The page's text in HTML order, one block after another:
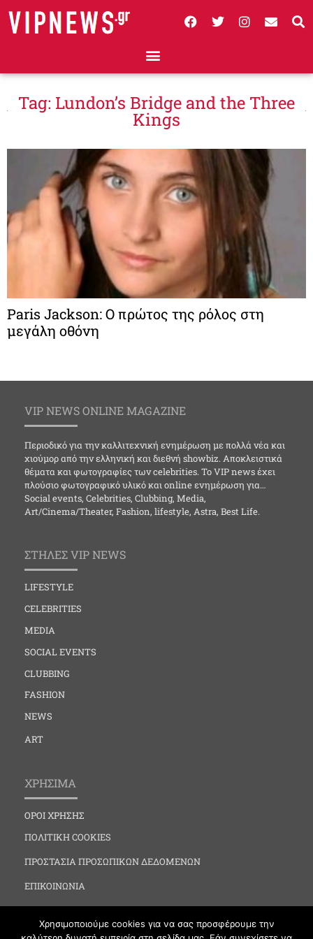
Tag: Lundon’s Bridge and the Three
Kings
Paris Jackson: Ο πρώτος της ρόλος στη
μεγάλη οθόνη
VIP NEWS ONLINE MAGAZINE
Περιοδικό για την καλλιτεχνική ενημέρωση με πολλά νέα και
χιούμορ από την ελληνική και διεθνή showbiz. Αποκλειστικά
θέματα και φωτογραφίες των celebrities. Το VIP news έχει
πλούσιο φωτογραφικό υλικό και online ενημέρωση για…
Social events, Celebrities, Clubbing, Media,
Art/Cinema/Theater, Fashion, lifestyle, Astra, Best Life.
ΣΤΗΛΕΣ VIP NEWS
LIFESTYLE
CELEBRITIES
MEDIA
SOCIAL EVENTS
CLUBBING
FASHION
NEWS
ART
ΧΡΗΣΙΜΑ
ΟΡΟΙ ΧΡΗΣΗΣ
ΠΟΛΙΤΙΚΗ COOKIES
ΠΡΟΣΤΑΣΙΑ ΠΡΟΣΩΠΙΚΩΝ ΔΕΔΟΜΕΝΩΝ
ΕΠΙΚΟΙΝΩΝΙΑ
Χρησιμοποιούμε cookies για να σας προσφέρουμε την